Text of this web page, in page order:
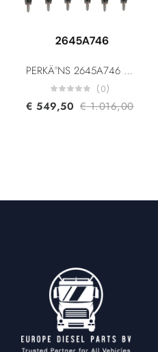
PERKÄ°NS 2645A746 CAT 320D CAT6.6 320-0677 Common Rail Diesel Injector
(0)
€ 549,50 €1.016,00